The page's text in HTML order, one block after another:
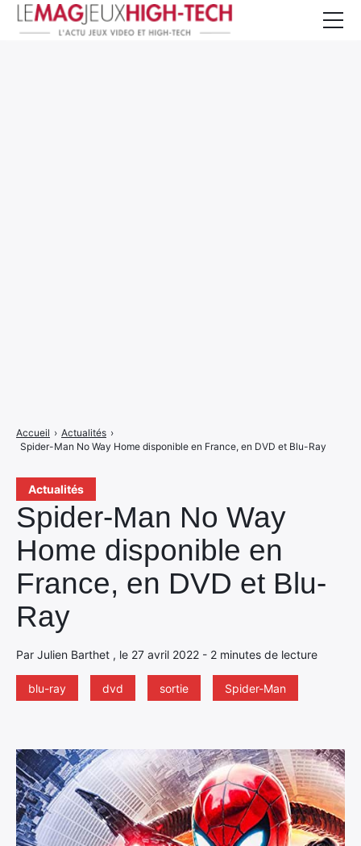
Actualités
Spider-Man No Way
Home disponible en
France, en DVD et Blu-
Ray
Par Julien Barthet , le 27 avril 2022 - 2 minutes de lecture
blu-ray dvd sortie Spider-Man
Accueil › Actualités ›
Spider-Man No Way Home disponible en France, en DVD et Blu-Ray